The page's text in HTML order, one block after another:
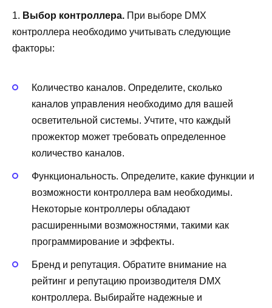
1. Выбор контроллера. При выборе DMX
контроллера необходимо учитывать следующие
факторы:
Количество каналов. Определите, сколько
каналов управления необходимо для вашей
осветительной системы. Учтите, что каждый
прожектор может требовать определенное
количество каналов.
Функциональность. Определите, какие функции и
возможности контроллера вам необходимы.
Некоторые контроллеры обладают
расширенными возможностями, такими как
программирование и эффекты.
Бренд и репутация. Обратите внимание на
рейтинг и репутацию производителя DMX
контроллера. Выбирайте надежные и